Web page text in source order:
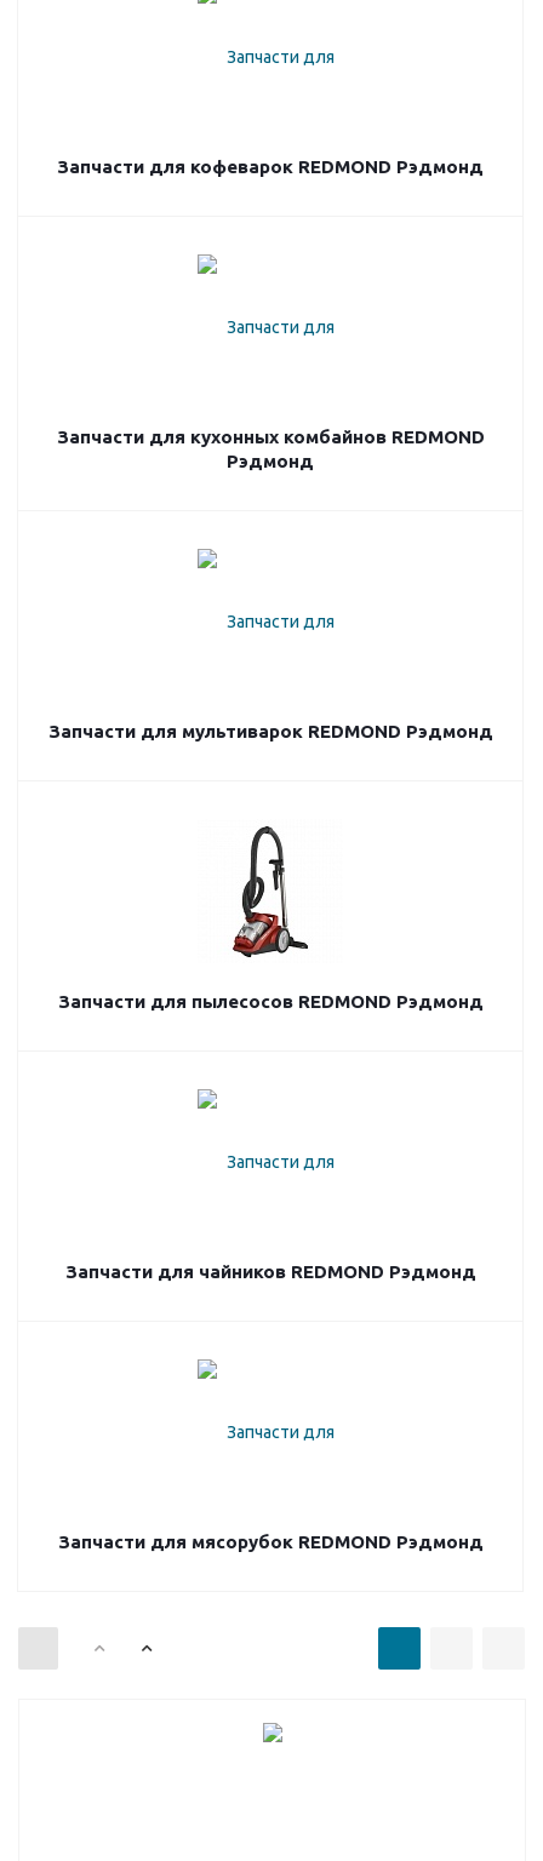
Запчасти для кофеварок REDMOND Рэдмонд
Запчасти для кухонных комбайнов REDMOND
Рэдмонд
Запчасти для мультиварок REDMOND Рэдмонд
Запчасти для пылесосов REDMOND Рэдмонд
Запчасти для чайников REDMOND Рэдмонд
Запчасти для мясорубок REDMOND Рэдмонд